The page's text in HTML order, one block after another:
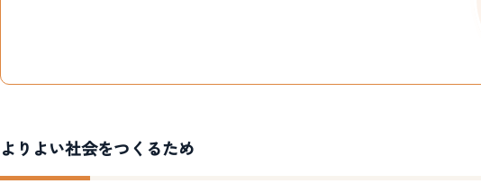
よりよい社会をつくるため